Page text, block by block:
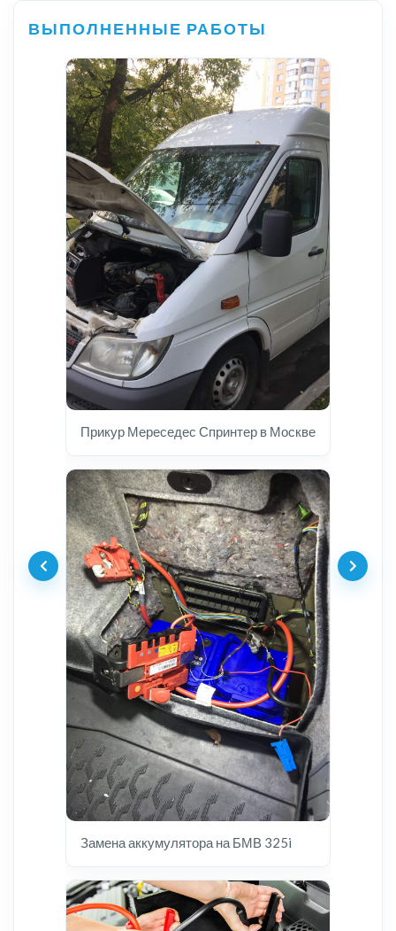
ВЫПОЛНЕННЫЕ РАБОТЫ
Прикур Мереседес Спринтер в Москве
Замена аккумулятора на БМВ 325i